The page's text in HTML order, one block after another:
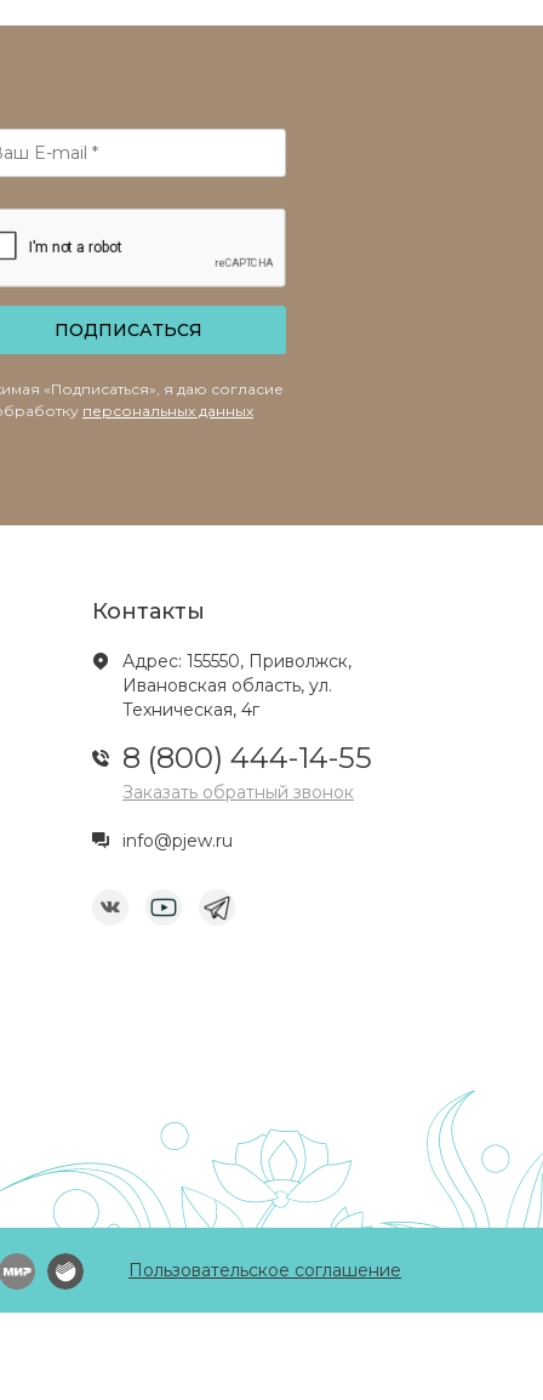
ПОДПИСАТЬСЯ
«Подписаться», я даю согласие
персональных данных
Контакты
Адрес: 155550, Приволжск,
Ивановская область, ул.
Техническая, 4г
8 (800) 444-14-55
Заказать обратный звонок
info@pjew.ru
Пользовательское соглашение